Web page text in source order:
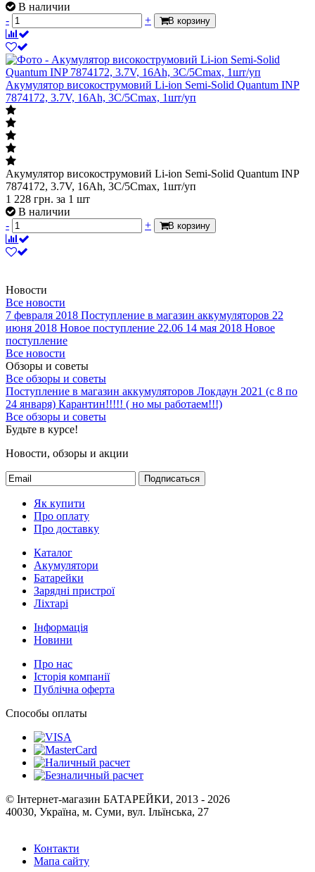
В наличии
-
+ В корзину
Акумулятор високострумовий Li-ion Semi-Solid Quantum INP
7874172, 3.7V, 16Ah, 3C/5Cmax, 1шт/уп
Акумулятор високострумовий Li-ion Semi-Solid Quantum INP
7874172, 3.7V, 16Ah, 3C/5Cmax, 1шт/уп
1 228 грн. за 1 шт
В наличии
-
+ В корзину
Новости
Все новости
7 февраля 2018 Поступление в магазин аккумуляторов 22
июня 2018 Новое поступление 22.06 14 мая 2018 Новое
поступление
Все новости
Обзоры и советы
Все обзоры и советы
Поступление в магазин аккумуляторов Локдаун 2021 (с 8 по
24 января) Карантин!!!!! ( но мы работаем!!!)
Все обзоры и советы
Будьте в курсе!
Новости, обзоры и акции
Подписаться
Як купити
Про оплату
Про доставку
Каталог
Акумулятори
Батарейки
Зарядні пристрої
Ліхтарі
Інформація
Новини
Про нас
Історія компанії
Публічна оферта
Способы оплаты
© Інтернет-магазин БАТАРЕЙКИ, 2013 - 2026
40030, Україна, м. Суми, вул. Ільїнська, 27
Контакти
Мапа сайту